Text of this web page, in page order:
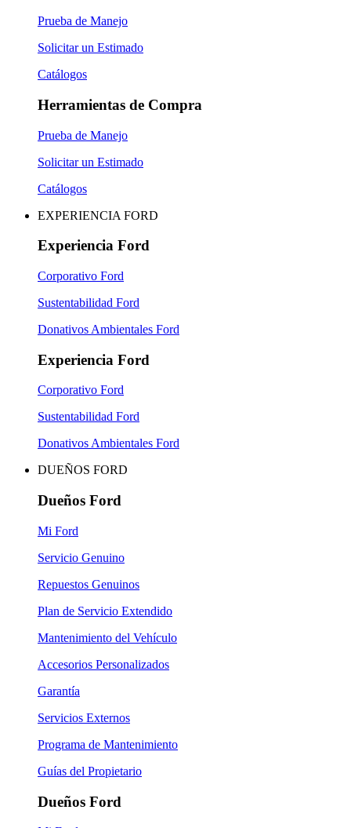
Prueba de Manejo
Solicitar un Estimado
Catálogos
Herramientas de Compra
Prueba de Manejo
Solicitar un Estimado
Catálogos
EXPERIENCIA FORD
Experiencia Ford
Corporativo Ford
Sustentabilidad Ford
Donativos Ambientales Ford
Experiencia Ford
Corporativo Ford
Sustentabilidad Ford
Donativos Ambientales Ford
DUEÑOS FORD
Dueños Ford
Mi Ford
Servicio Genuino
Repuestos Genuinos
Plan de Servicio Extendido
Mantenimiento del Vehículo
Accesorios Personalizados
Garantía
Servicios Externos
Programa de Mantenimiento
Guías del Propietario
Dueños Ford